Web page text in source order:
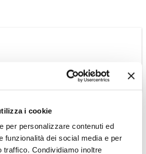
i cookie
per personalizzare contenuti ed
funzionalità dei social media e per
traffico. Condividiamo inoltre
LA TASMANIA
Ocean